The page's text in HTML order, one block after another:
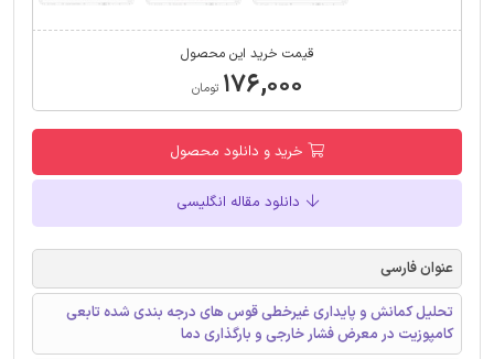
قیمت خرید این محصول
۱۷۶,۰۰۰ تومان
خرید و دانلود محصول
دانلود مقاله انگلیسی
عنوان فارسی
تحلیل کمانش و پایداری غیرخطی قوس های درجه بندی شده تابعی
کامپوزیت در معرض فشار خارجی و بارگذاری دما